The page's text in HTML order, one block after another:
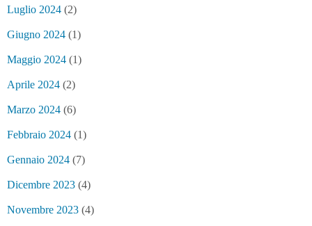
Luglio 2024 (2)
Giugno 2024 (1)
Maggio 2024 (1)
Aprile 2024 (2)
Marzo 2024 (6)
Febbraio 2024 (1)
Gennaio 2024 (7)
Dicembre 2023 (4)
Novembre 2023 (4)